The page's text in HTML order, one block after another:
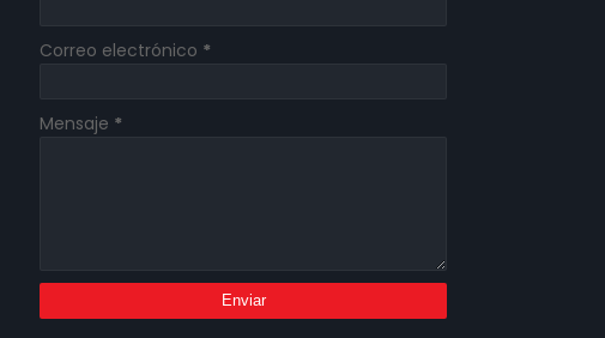
Correo electrónico *
Mensaje *